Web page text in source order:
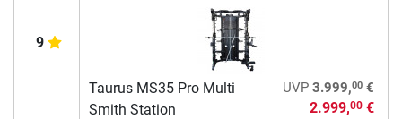
9
Taurus MS35 Pro Multi
Smith Station
UVP 3.999,00€
2.999,00€